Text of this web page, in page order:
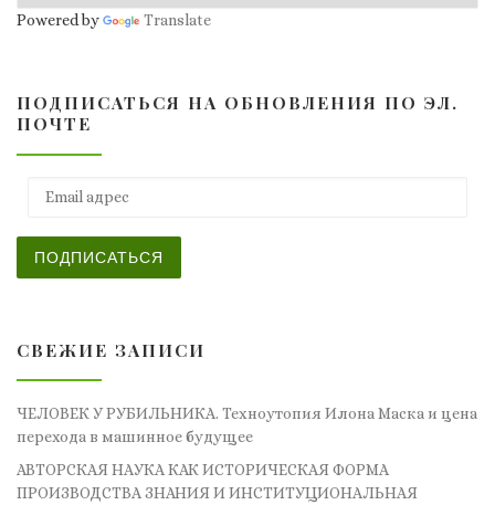
Powered by Translate
ПОДПИСАТЬСЯ НА ОБНОВЛЕНИЯ ПО ЭЛ.
ПОЧТЕ
ПОДПИСАТЬСЯ
СВЕЖИЕ ЗАПИСИ
ЧЕЛОВЕК У РУБИЛЬНИКА. Техноутопия Илона Маска и цена
перехода в машинное будущее
АВТОРСКАЯ НАУКА КАК ИСТОРИЧЕСКАЯ ФОРМА
ПРОИЗВОДСТВА ЗНАНИЯ И ИНСТИТУЦИОНАЛЬНАЯ